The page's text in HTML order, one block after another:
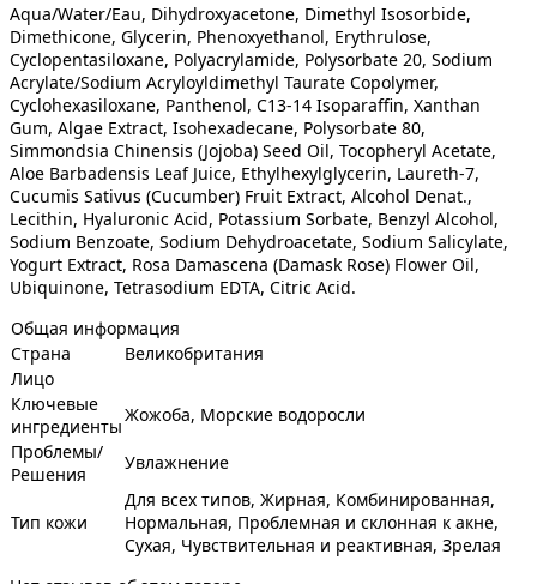
Aqua/Water/Eau, Dihydroxyacetone, Dimethyl Isosorbide,
Dimethicone, Glycerin, Phenoxyethanol, Erythrulose,
Cyclopentasiloxane, Polyacrylamide, Polysorbate 20, Sodium
Acrylate/Sodium Acryloyldimethyl Taurate Copolymer,
Cyclohexasiloxane, Panthenol, C13-14 Isoparaffin, Xanthan
Gum, Algae Extract, Isohexadecane, Polysorbate 80,
Simmondsia Chinensis (Jojoba) Seed Oil, Tocopheryl Acetate,
Aloe Barbadensis Leaf Juice, Ethylhexylglycerin, Laureth-7,
Cucumis Sativus (Cucumber) Fruit Extract, Alcohol Denat.,
Lecithin, Hyaluronic Acid, Potassium Sorbate, Benzyl Alcohol,
Sodium Benzoate, Sodium Dehydroacetate, Sodium Salicylate,
Yogurt Extract, Rosa Damascena (Damask Rose) Flower Oil,
Ubiquinone, Tetrasodium EDTA, Citric Acid.
Общая информация
Страна
Великобритания
Лицо
Ключевые
ингредиенты
Жожоба, Морские водоросли
Проблемы/
Решения
Увлажнение
Тип кожи
Для всех типов, Жирная, Комбинированная,
Нормальная, Проблемная и склонная к акне,
Сухая, Чувствительная и реактивная, Зрелая